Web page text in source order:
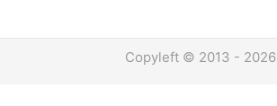
Copyleft © 2013 - 2026